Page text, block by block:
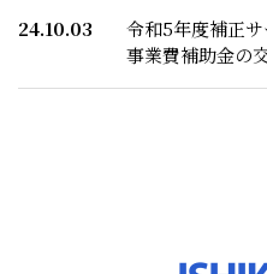
24.10.03
令和5年度補正
事業費補助金の